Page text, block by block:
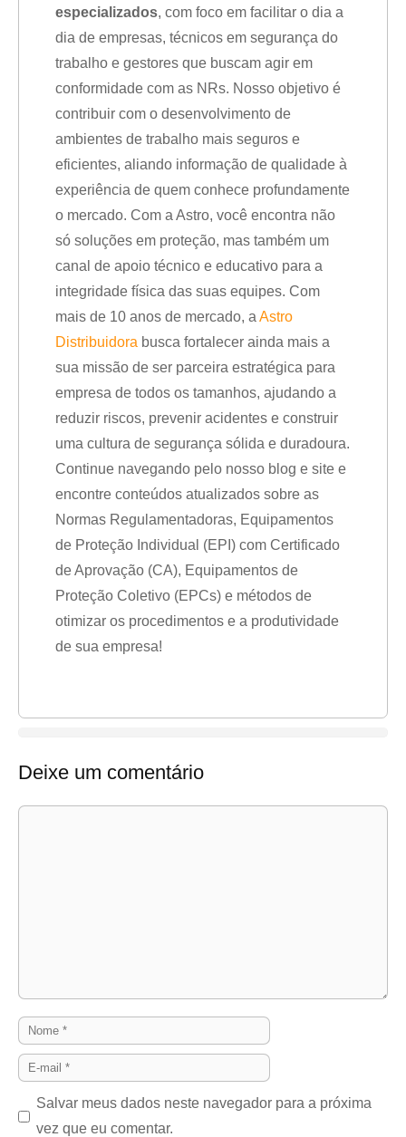
especializados, com foco em facilitar o dia a
dia de empresas, técnicos em segurança do
trabalho e gestores que buscam agir em
conformidade com as NRs. Nosso objetivo é
contribuir com o desenvolvimento de
ambientes de trabalho mais seguros e
eficientes, aliando informação de qualidade à
experiência de quem conhece profundamente
o mercado. Com a Astro, você encontra não
só soluções em proteção, mas também um
canal de apoio técnico e educativo para a
integridade física das suas equipes. Com
mais de 10 anos de mercado, a Astro
Distribuidora busca fortalecer ainda mais a
sua missão de ser parceira estratégica para
empresa de todos os tamanhos, ajudando a
reduzir riscos, prevenir acidentes e construir
uma cultura de segurança sólida e duradoura.
Continue navegando pelo nosso blog e site e
encontre conteúdos atualizados sobre as
Normas Regulamentadoras, Equipamentos
de Proteção Individual (EPI) com Certificado
de Aprovação (CA), Equipamentos de
Proteção Coletivo (EPCs) e métodos de
otimizar os procedimentos e a produtividade
de sua empresa!
Deixe um comentário
Nome
E-
Salvar meus dados neste navegador para a próxima
vez que eu comentar.